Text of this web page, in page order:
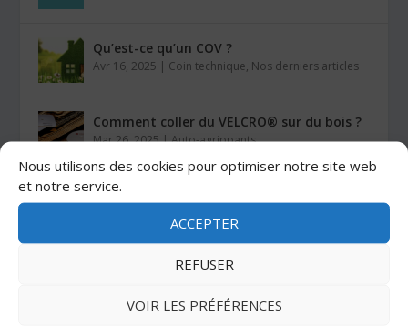
Nous utilisons des cookies pour optimiser notre site web
et notre service.
ACCEPTER
REFUSER
VOIR LES PRÉFÉRENCES
Qu’est-ce qu’un COV ?
Avr 16, 2025 | Coin technique, Nos derniers articles
Comment coller du VELCRO® sur du bois ?
Mar 26, 2025|Auto-agrippants
Les colles Stratogrip X15 et X25